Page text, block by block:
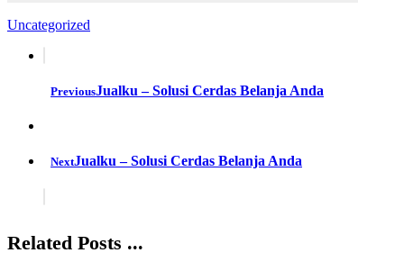
Uncategorized
PreviousJualku – Solusi Cerdas Belanja Anda
NextJualku – Solusi Cerdas Belanja Anda
Related Posts ...